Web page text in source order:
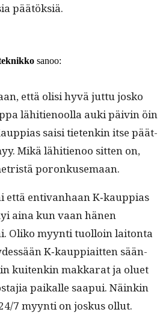
päätöksiä.
sanoo:
että olisi hyvä jut­tu josko
lähi­tienool­la auki päivin öin
saisi tietenkin itse päät­
Mikä lähi­tienoo sit­ten on,
poronkusemaan.
että enti­van­haan K‑kauppias
aina kun vaan hänen
Oliko myyn­ti tuol­loin laiton­ta
K‑kauppiaitten sään­
kuitenkin makkarat ja oluet
paikalle saa­pui. Näinkin
7 myyn­ti on joskus ollut.